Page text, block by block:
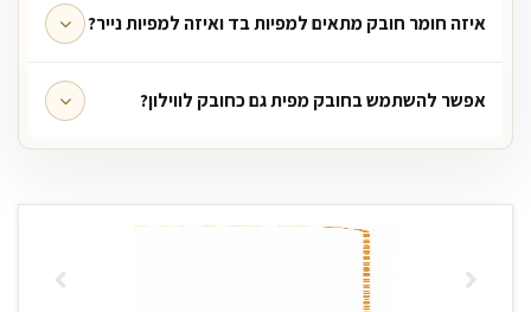
איזה חומר חובק מתאים למפיות בד ואיזה למפיות נייר?
אפשר להשתמש בחובק מפית גם כחובק לווילון?